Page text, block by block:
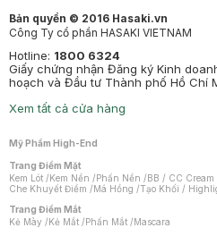
Bản quyền © 2016 Hasaki.vn
Công Ty cổ phần HASAKI VIETNAM
Hotline: 1800 6324
Giấy chứng nhận Đăng ký Kinh
hoạch và Đầu tư Thành phố Hồ Chí
Xem tất cả cửa hàng
Mỹ Phẩm High-End
Trang Điểm Mặt
Kem Lót /Kem Nền /Phấn Nền /BB / CC Cream
Che Khuyết Điểm /Má Hồng /Tạo Khối /
Trang Điểm Mắt
Kẻ Mày /Kẻ Mắt /Phấn Mắt /Mascara